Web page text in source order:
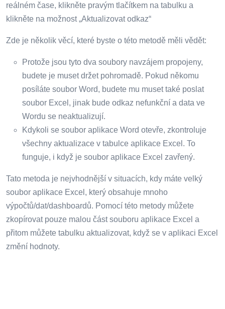
reálném čase, klikněte pravým tlačítkem na tabulku a
klikněte na možnost „Aktualizovat odkaz“
Zde je několik věcí, které byste o této metodě měli vědět:
Protože jsou tyto dva soubory navzájem propojeny,
budete je muset držet pohromadě. Pokud někomu
posíláte soubor Word, budete mu muset také poslat
soubor Excel, jinak bude odkaz nefunkční a data ve
Wordu se neaktualizují.
Kdykoli se soubor aplikace Word otevře, zkontroluje
všechny aktualizace v tabulce aplikace Excel. To
funguje, i když je soubor aplikace Excel zavřený.
Tato metoda je nejvhodnější v situacích, kdy máte velký
soubor aplikace Excel, který obsahuje mnoho
výpočtů/dat/dashboardů. Pomocí této metody můžete
zkopírovat pouze malou část souboru aplikace Excel a
přitom můžete tabulku aktualizovat, když se v aplikaci Excel
změní hodnoty.